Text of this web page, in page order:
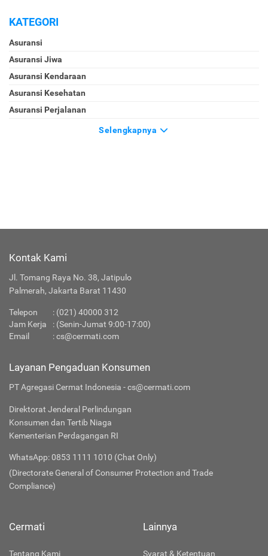
KATEGORI
Asuransi
Asuransi Jiwa
Asuransi Kendaraan
Asuransi Kesehatan
Asuransi Perjalanan
Selengkapnya
Kontak Kami
Jl. Tomang Raya No. 38, Jatipulo
Palmerah, Jakarta Barat 11430
Telepon : (021) 40000 312
Jam Kerja
: (Senin-Jumat 9:00-17:00)
Email
:cs@cermati.com
Layanan Pengaduan Konsumen
PT Agregasi Cermat Indonesia - cs@cermati.com
Direktorat Jenderal Perlindungan
Konsumen dan Tertib Niaga
Kementerian Perdagangan RI
WhatsApp: 0853 1111 1010 (Chat Only)
(Directorate General of Consumer Protection and Trade
Compliance)
Cermati
Tentang Kami
Lainnya
Syarat & Ketentuan